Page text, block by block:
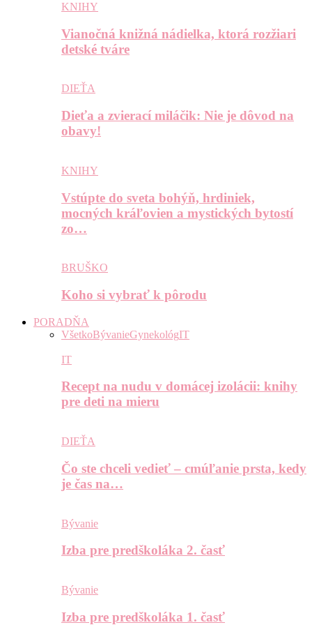
KNIHY
Vianočná knižná nádielka, ktorá rozžiari
detské tváre
DIEŤA
Dieťa a zvierací miláčik: Nie je dôvod na
obavy!
KNIHY
Vstúpte do sveta bohýň, hrdiniek,
mocných kráľovien a mystických bytostí
zo…
BRUŠKO
Koho si vybrať k pôrodu
PORADŇA
VšetkoBývanieGynekológIT
IT
Recept na nudu v domácej izolácii: knihy
pre deti na mieru
DIEŤA
Čo ste chceli vedieť – cmúľanie prsta, kedy
je čas na…
Bývanie
Izba pre predškoláka 2. časť
Bývanie
Izba pre predškoláka 1. časť